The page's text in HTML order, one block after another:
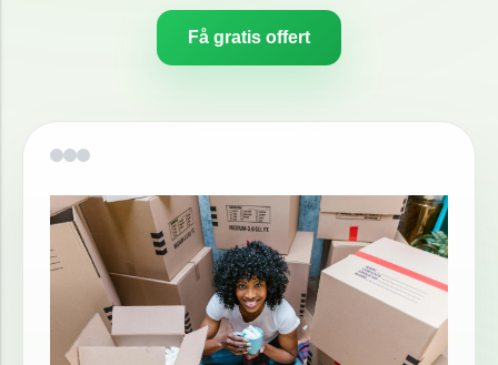
Få gratis offert